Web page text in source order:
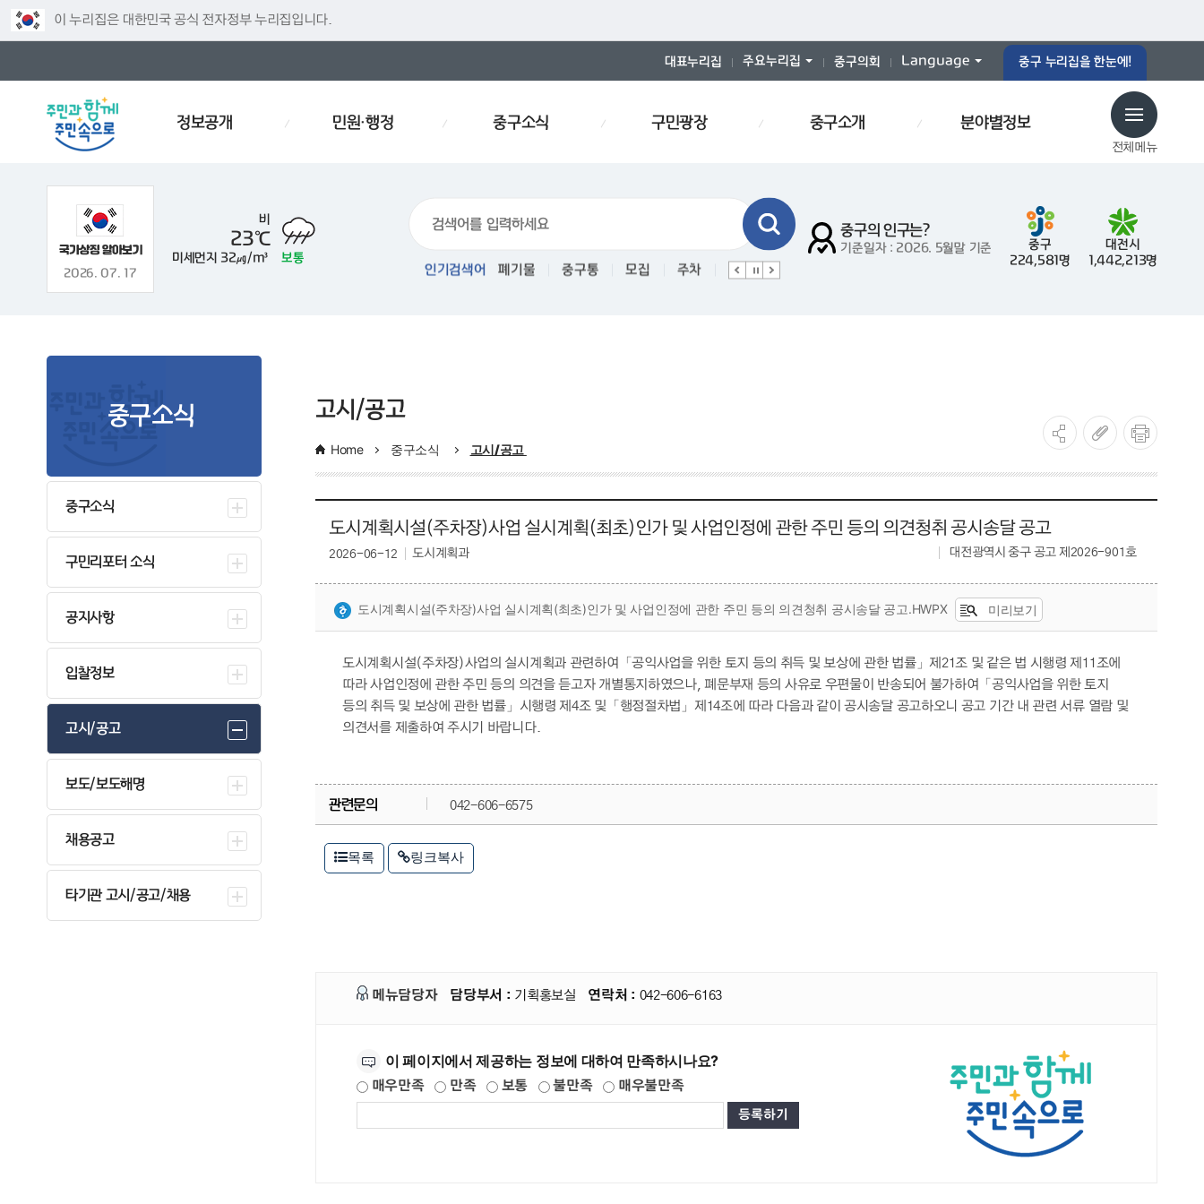
이 누리집은 대한민국 공식 전자정부 누리집입니다.
대표누리집 주요누리집 중구의회 Language 중구 누리집을 한눈에!
전체메뉴
정보공개 민원·행정 중구소식 구민광장 중구소개 분야별정보
2026. 07. 17
비
23℃
미세먼지 32㎍/m³ 보통
중구의 인구는?
기준일자 : 2026. 5월말 기준
중구
224,581명
대전시
1,442,213명
인기검색어
인사 경로당 폐기물스티커 폐기물 중구통 모집 주차 인사 효문화 폐기물스티커 폐기물
중구소식
중구소식
구민리포터 소식
공지사항
입찰정보
고시/공고
보도/보도해명
채용공고
타기관 고시/공고/채용
고시/공고
Home 중구소식 고시/공고
도시계획시설(주차장)사업 실시계획(최초)인가 및 사업인정에 관한 주민 등의 의견청취 공시송달 공고
도시계획과
2026-06-12 대전광역시 중구 공고 제2026-901호
도시계획시설(주차장)사업 실시계획(최초)인가 및 사업인정에 관한 주민 등의 의견청취 공시송달 공고.HWPX 미리보기
도시계획시설(주차장)사업의 실시계획과 관련하여「공익사업을 위한 토지 등의 취득 및 보상에 관한 법률」제21조 및 같은 법 시행령 제11조에
따라 사업인정에 관한 주민 등의 의견을 듣고자 개별통지하였으나, 폐문부재 등의 사유로 우편물이 반송되어 불가하여「공익사업을 위한 토지
등의 취득 및 보상에 관한 법률」시행령 제4조 및「행정절차법」제14조에 따라 다음과 같이 공시송달 공고하오니 공고 기간 내 관련 서류 열람 및
의견서를 제출하여 주시기 바랍니다.
관련문의 042-606-6575
목록 링크복사
메뉴담당자 담당부서 : 기획홍보실 연락처 : 042-606-6163
이 페이지에서 제공하는 정보에 대하여 만족하시나요?
매우만족 만족 보통 불만족 매우불만족